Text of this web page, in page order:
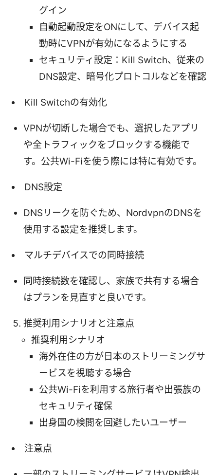
グイン
自動起動設定をONにして、デバイス起
動時にVPNが有効になるようにする
セキュリティ設定：Kill Switch、従来の
DNS設定、暗号化プロトコルなどを確認
Kill Switchの有効化
VPNが切断した場合でも、選択したアプリ
や全トラフィックをブロックする機能で
す。公共Wi-Fiを使う際には特に有効です。
DNS設定
DNSリークを防ぐため、NordvpnのDNSを
使用する設定を推奨します。
マルチデバイスでの同時接続
同時接続数を確認し、家族で共有する場合
はプランを見直すと良いです。
推奨利用シナリオと注意点
推奨利用シナリオ
海外在住の方が日本のストリーミングサ
ービスを視聴する場合
公共Wi-Fiを利用する旅行者や出張族の
セキュリティ確保
出身国の検閲を回避したいユーザー
注意点